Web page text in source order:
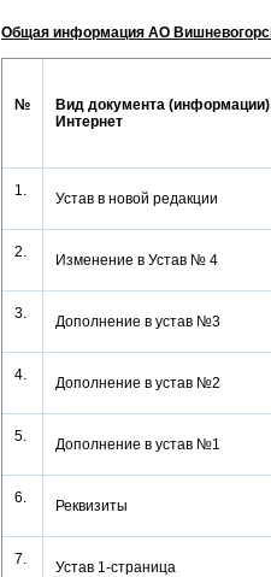
Общая информация АО
№
Вид документа
Интернет
1. Устав в новой редакции
2. Изменение в Устав № 4
3. Дополнение в устав №3
4. Дополнение в устав №2
5. Дополнение в устав №1
6. Реквизиты
7. Устав 1-страница